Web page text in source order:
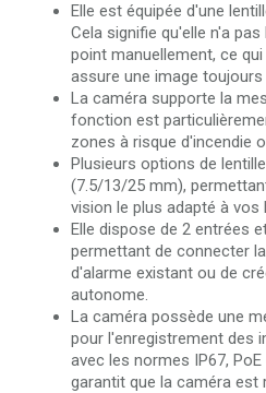
Elle est équipée d'une
Cela signifie qu'elle n'a
point manuellement, ce
assure une image toujours
La caméra supporte la
fonction est
zones à risque d'incendie
Plusieurs options de
(7.5/13/25 mm),
vision le plus adapté à vos
Elle dispose de 2 entrées
permettant de connecter
d'alarme existant ou de
autonome.
La caméra possède une
pour l'enregistrement des
avec les normes IP67,
garantit que la caméra est